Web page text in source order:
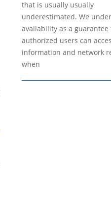
that is usually usually
underestimated. We
availability as a guarantee
authorized users can
information and network
when